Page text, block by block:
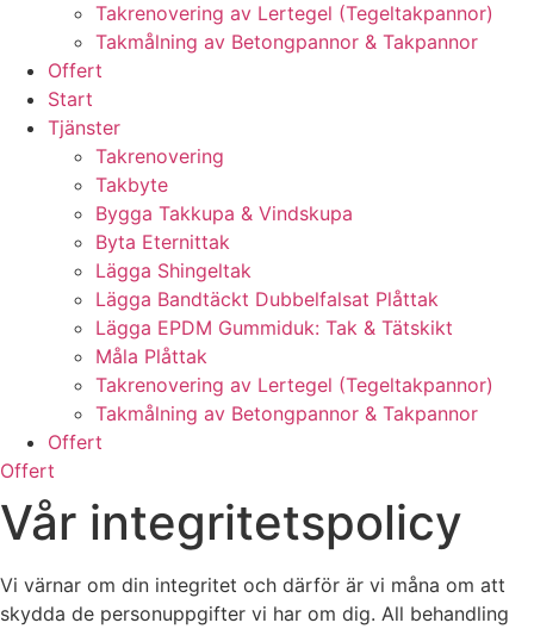
Takrenovering av Lertegel (Tegeltakpannor)
Takmålning av Betongpannor & Takpannor
Offert
Start
Tjänster
Takrenovering
Takbyte
Bygga Takkupa & Vindskupa
Byta Eternittak
Lägga Shingeltak
Lägga Bandtäckt Dubbelfalsat Plåttak
Lägga EPDM Gummiduk: Tak & Tätskikt
Måla Plåttak
Takrenovering av Lertegel (Tegeltakpannor)
Takmålning av Betongpannor & Takpannor
Offert
Offert
Vår integritetspolicy
Vi värnar om din integritet och därför är vi måna om att
skydda de personuppgifter vi har om dig. All behandling